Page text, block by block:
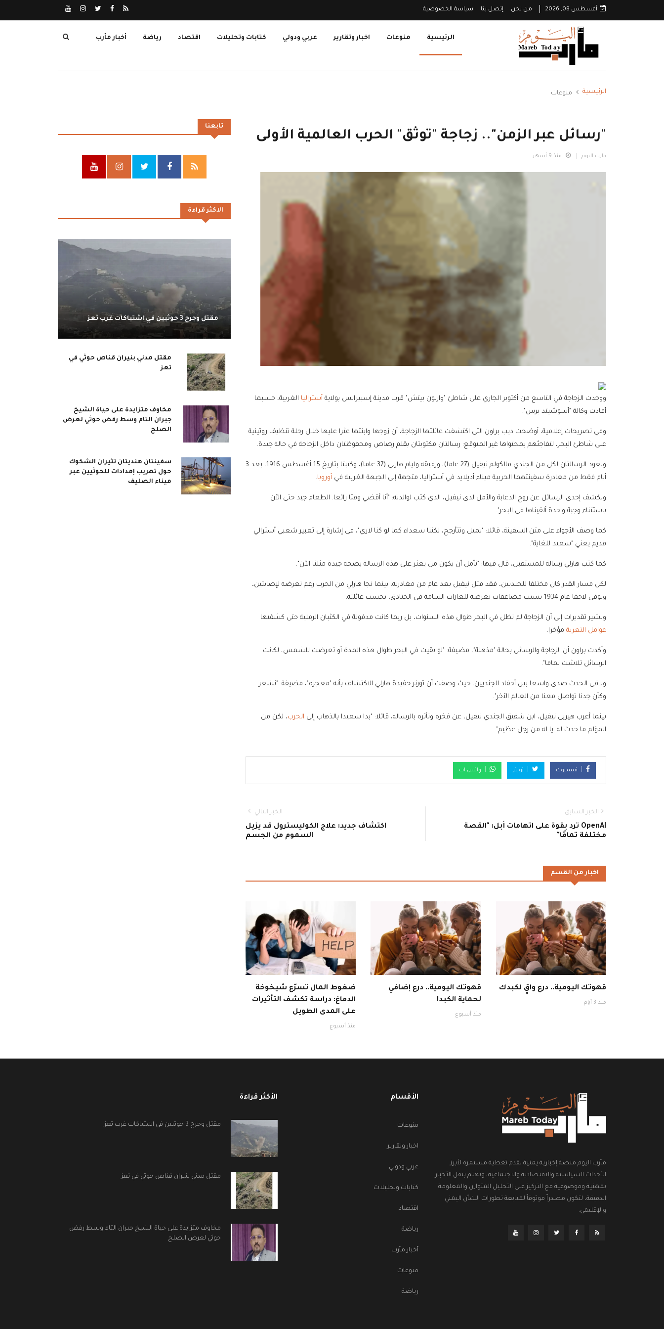
أغسطس 08, 2026 من نحن إتصل بنا سياسة الخصوصية
الرئيسية منوعات اخبار وتقارير عربي ودولي كتابات وتحليلات اقتصاد رياضة أخبار مأرب
الرئيسية منوعات
"رسائل عبر الزمن".. زجاجة "توثق" الحرب العالمية الأولى
مارب اليوم منذ 9 أشهر
ووجدت الزجاجة في التاسع من أكتوبر الجاري على شاطئ "وارتون بيتش" قرب مدينة إسبيرانس بولاية أستراليا الغربية، حسبما
أفادت وكالة "أسوشيتد برس".
وفي تصريحات إعلامية، أوضحت ديب براون التي اكتشفت عائلتها الزجاجة، أن زوجها وابنتها عثرا عليها خلال رحلة تنظيف روتينية
على شاطئ البحر، لتفاجئهم بمحتواها غير المتوقع: رسالتان مكتوبتان بقلم رصاص ومحفوظتان داخل الزجاجة في حالة جيدة.
وتعود الرسالتان لكل من الجندي مالكولم نيفيل (27 عاما)، ورفيقه وليام هارلي (37 عاما)، وكتبتا بتاريخ 15 أغسطس 1916، بعد 3
أيام فقط من مغادرة سفينتهما الحربية ميناء أديلايد في أستراليا، متجهة إلى الجبهة الغربية في أوروبا.
وتكشف إحدى الرسائل عن روح الدعابة والأمل لدى نيفيل، الذي كتب لوالدته: "أنا أقضي وقتا رائعا. الطعام جيد حتى الآن
باستثناء وجبة واحدة ألقيناها في البحر".
كما وصف الأجواء على متن السفينة، قائلا: "تميل وتتأرجح، لكننا سعداء كما لو كنا لاري"، في إشارة إلى تعبير شعبي أسترالي
قديم يعني "سعيد للغاية".
كما كتب هارلي رسالة للمستقبل، قال فيها: "نأمل أن يكون من يعثر على هذه الرسالة بصحة جيدة مثلنا الآن".
لكن مسار القدر كان مختلفا للجنديين، فقد قتل نيفيل بعد عام من مغادرته، بينما نجا هارلي من الحرب رغم تعرضه لإصابتين،
وتوفي لاحقا عام 1934 بسبب مضاعفات تعرضه للغازات السامة في الخنادق، بحسب عائلته.
وتشير تقديرات إلى أن الزجاجة لم تظل في البحر طوال هذه السنوات، بل ربما كانت مدفونة في الكثبان الرملية حتى كشفتها
عوامل التعرية مؤخرا.
وأكدت براون أن الزجاجة والرسائل بحالة "مذهلة"، مضيفة: "لو بقيت في البحر طوال هذه المدة أو تعرضت للشمس، لكانت
الرسائل تلاشت تماما".
ولاقى الحدث صدى واسعا بين أحفاد الجنديين، حيث وصفت آن تورنر حفيدة هارلي الاكتشاف بأنه "معجزة"، مضيفة: "نشعر
وكأن جدنا تواصل معنا من العالم الآخر".
بينما أعرب هيربي نيفيل، ابن شقيق الجندي نيفيل، عن فخره وتأثره بالرسالة، قائلا: "بدا سعيدا بالذهاب إلى الحرب، لكن من
المؤلم ما حدث له. يا له من رجل عظيم".
فيسبوك تويتر واتس اب
الخبر السابق
OpenAI ترد بقوة على اتهامات أبل: "القصة
مختلفة تمامًا"
الخبر التالي
اكتشاف جديد: علاج الكوليسترول قد يزيل
السموم من الجسم
اخبار من القسم
قهوتك اليومية.. درع واقٍ لكبدك
منذ 3 أيام
قهوتك اليومية.. درع إضافي
لحماية الكبد!
منذ أسبوع
ضغوط المال تسرّع شيخوخة
الدماغ: دراسة تكشف التأثيرات
على المدى الطويل
منذ أسبوع
تابعنا
الاكثر قراءة
مقتل وجرح 3 حوثيين في اشتباكات غرب تعز
مقتل مدني بنيران قناص حوثي في
تعز
مخاوف متزايدة على حياة الشيخ
جبران التام وسط رفض حوثي لعرض
الصلح
سفينتان هنديتان تثيران الشكوك
حول تهريب إمدادات للحوثيين عبر
ميناء الصليف
مأرب اليوم منصة إخبارية يمنية تقدم تغطية مستمرة لأبرز
الأحداث السياسية والاقتصادية والاجتماعية، وتهتم بنقل الأخبار
بمهنية وموضوعية مع التركيز على التحليل المتوازن والمعلومة
الدقيقة، لتكون مصدراً موثوقاً لمتابعة تطورات الشأن اليمني
والإقليمي.
الأقسام
منوعات
اخبار وتقارير
عربي ودولي
كتابات وتحليلات
اقتصاد
رياضة
أخبار مأرب
منوعات
رياضة
الأكثر قراءة
مقتل وجرح 3 حوثيين في اشتباكات غرب تعز
مقتل مدني بنيران قناص حوثي في تعز
مخاوف متزايدة على حياة الشيخ جبران التام وسط رفض
حوثي لعرض الصلح